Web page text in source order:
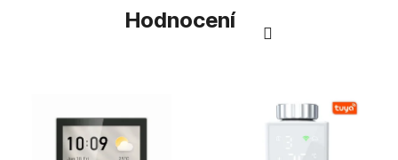
Hodnocení